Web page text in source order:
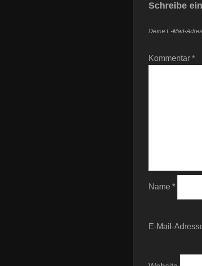
Schreibe
Deine E-Mail-
Kommentar*
Name*
E-Mail-